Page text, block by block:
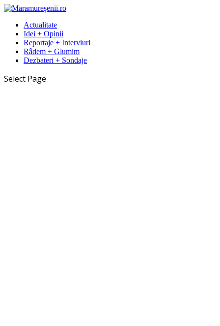
Actualitate
Idei + Opinii
Reportaje + Interviuri
Râdem + Glumim
Dezbateri + Sondaje
Select Page